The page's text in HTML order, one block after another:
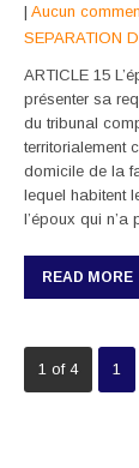
| Aucun
SEPARATION
ARTICLE 15
présenter sa
du tribunal
territorialement
domicile de la
lequel habitent
l’époux qui n’a
READ MORE
1 of 4 1